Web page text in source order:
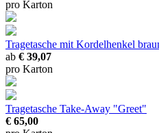
pro Karton
Tragetasche mit Kordelhenkel
ab € 39,07
pro Karton
Tragetasche Take-Away "Greet"
€ 65,00